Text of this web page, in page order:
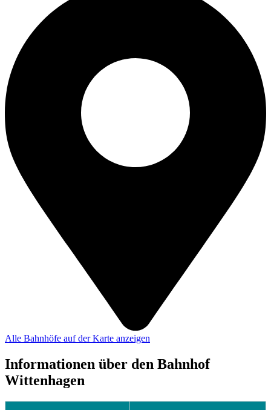
Alle Bahnhöfe auf der Karte anzeigen
Informationen über den Bahnhof
Wittenhagen